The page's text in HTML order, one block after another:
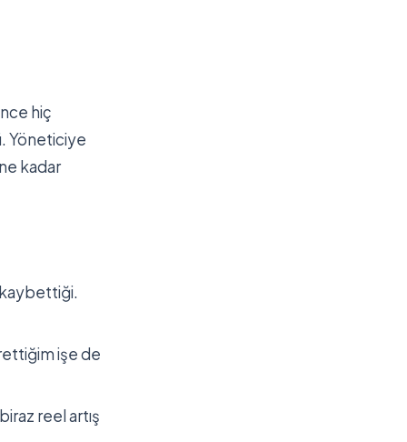
hiç
Yöneticiye
kadar
kaybettiği.
işe de
reel artış